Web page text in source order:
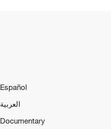
Español
العربية
Documentary